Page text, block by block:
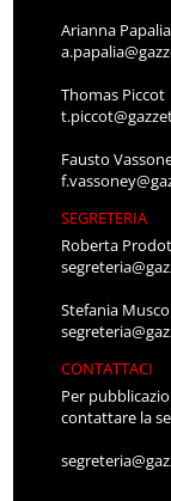
Arianna Papalia
Thomas Piccot
Fausto
SEGRETERIA
Roberta
Stefania
CONTATTACI
Per
contattare la